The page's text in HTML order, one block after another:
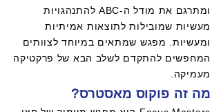
ומתרגם את מודל ה-ABC להתנהגויות
מעשיות שמובילות לתוצאות אמיתיות
ומעשיות. מפגש שמתאים במיוחד לצוותים
המחפשים להתקדם לשלב הבא של פרקטיקה
מעמיקה.
מה זה פוקוס מאסטרס?